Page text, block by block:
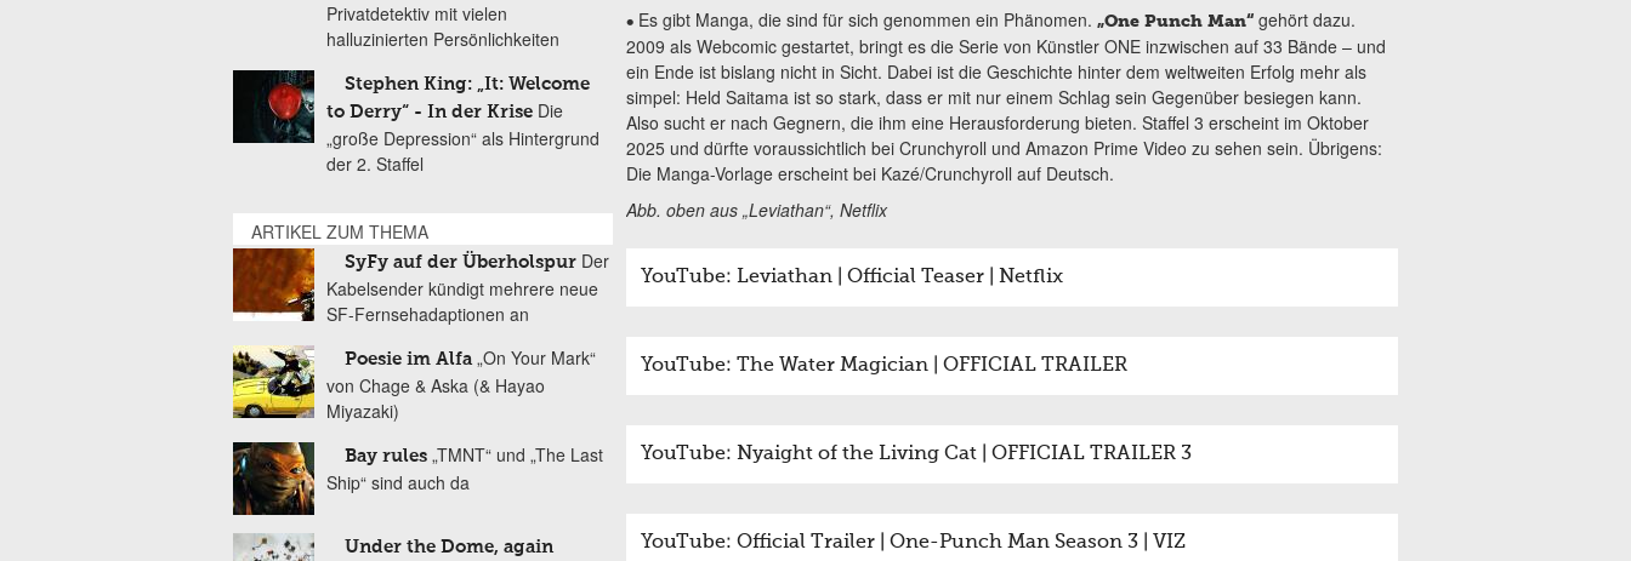
• Es gibt Manga, die sind für sich genommen ein Phänomen. „One Punch Man“gehört dazu.
2009 als Webcomic gestartet, bringt es die Serie von Künstler ONE inzwischen auf 33 Bände – und
ein Ende ist bislang nicht in Sicht. Dabei ist die Geschichte hinter dem weltweiten Erfolg mehr als
simpel: Held Saitama ist so stark, dass er mit nur einem Schlag sein Gegenüber besiegen kann.
Also sucht er nach Gegnern, die ihm eine Herausforderung bieten. Staffel 3 erscheint im Oktober
2025 und dürfte voraussichtlich bei Crunchyroll und Amazon Prime Video zu sehen sein. Übrigens:
Die Manga-Vorlage erscheint bei Kazé/Crunchyroll auf Deutsch.
Abb. oben aus „Leviathan“, Netflix
YouTube: Leviathan | Official Teaser | Netflix
YouTube: The Water Magician | OFFICIAL TRAILER
YouTube: Nyaight of the Living Cat | OFFICIAL TRAILER 3
YouTube: Official Trailer | One-Punch Man Season 3 | VIZ
Privatdetektiv mit vielen
halluzinierten Persönlichkeiten
Stephen King: „It: Welcome
to Derry“ - In der Krise Die
„große Depression“ als Hintergrund
der 2. Staffel
ARTIKEL ZUM THEMA
SyFy auf der Überholspur Der
Kabelsender kündigt mehrere neue
SF-Fernsehadaptionen an
Poesie im Alfa „On Your Mark“
von Chage & Aska (& Hayao
Miyazaki)
Bay rules „TMNT“ und „The Last
Ship“ sind auch da
Under the Dome, again